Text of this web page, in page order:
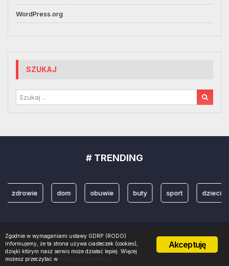
WordPress.org
SZUKAJ
# TRENDING
dom obuwie buty sport dzieci
Copyright 2022 © Projektowanienazywo. Realizacja PROMOznawcy.pl
Akceptuję
Zgodnie w wymaganiami ustawy GDRP (RODO)
informujemy, że ta strona używa ciasteczek (cookies),
dzięki którym nasz serwis może działać lepiej. Więcej
możesz przeczytać w